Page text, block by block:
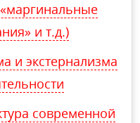
и т.д.)
и экстернализма
современной